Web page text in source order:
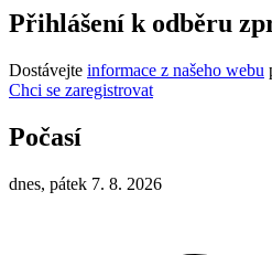
Přihlášení k odběru
Dostávejte informace z našeho webu
Chci se zaregistrovat
Počasí
dnes, pátek 7. 8. 2026